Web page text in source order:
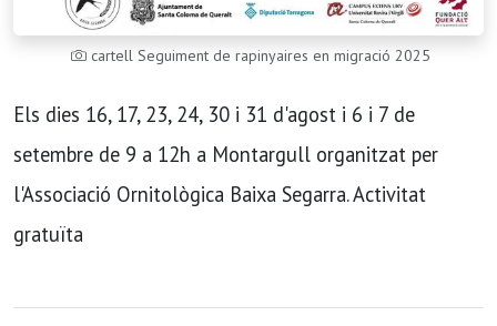
cartell Seguiment de rapinyaires en migració 2025
Els dies 16, 17, 23, 24, 30 i 31 d'agost i 6 i 7 de
setembre de 9 a 12h a Montargull organitzat per
l'Associació Ornitològica Baixa Segarra. Activitat
gratuïta